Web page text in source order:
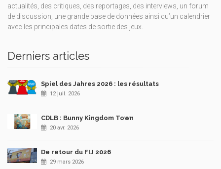
actualités, des critiques, des reportages, des interviews, un forum
de discussion, une grande base de données ainsi qu’un calendrier
avec les principales dates de sortie des jeux.
Derniers articles
Spiel des Jahres 2026 : les résultats
12 juil. 2026
CDLB : Bunny Kingdom Town
20 avr. 2026
De retour du FIJ 2026
29 mars 2026